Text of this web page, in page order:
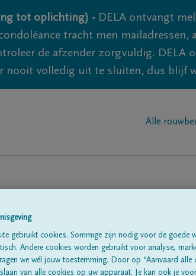
tot oplichting) - DELA ontvangt
tracht men
de afzender zorgvuldig. DELA
nooit volledig uit te sluiten, dus blijf
Alle
gebruikt cookies. Sommige zijn nodig voor de goede
Andere cookies worden gebruikt voor analyse,
we wél jouw toestemming. Door op “Aanvaard alle
van alle cookies op uw apparaat. Je kan ook je